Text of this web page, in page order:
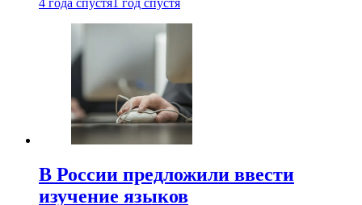
4 года спустя 1 год спустя
В России предложили ввести
изучение языков